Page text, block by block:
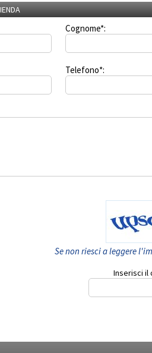
Cognome*:
Telefono*:
Se non riesci a leggere
Inserisci il